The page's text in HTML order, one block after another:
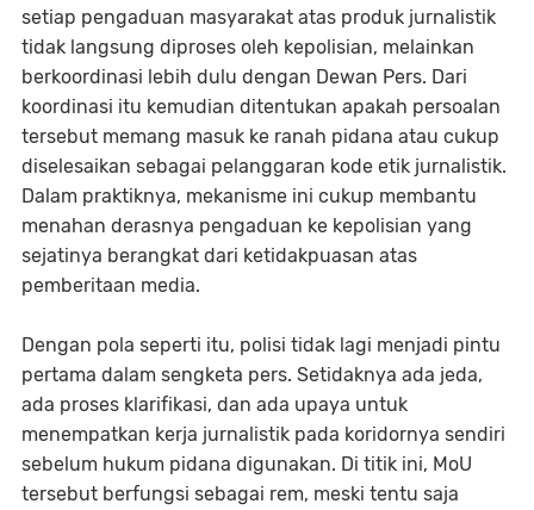
setiap pengaduan masyarakat atas produk jurnalistik
tidak langsung diproses oleh kepolisian, melainkan
berkoordinasi lebih dulu dengan Dewan Pers. Dari
koordinasi itu kemudian ditentukan apakah persoalan
tersebut memang masuk ke ranah pidana atau cukup
diselesaikan sebagai pelanggaran kode etik jurnalistik.
Dalam praktiknya, mekanisme ini cukup membantu
menahan derasnya pengaduan ke kepolisian yang
sejatinya berangkat dari ketidakpuasan atas
pemberitaan media.
Dengan pola seperti itu, polisi tidak lagi menjadi pintu
pertama dalam sengketa pers. Setidaknya ada jeda,
ada proses klarifikasi, dan ada upaya untuk
menempatkan kerja jurnalistik pada koridornya sendiri
sebelum hukum pidana digunakan. Di titik ini, MoU
tersebut berfungsi sebagai rem, meski tentu saja